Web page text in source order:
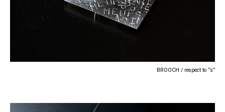
BROOCH / respect to “s”